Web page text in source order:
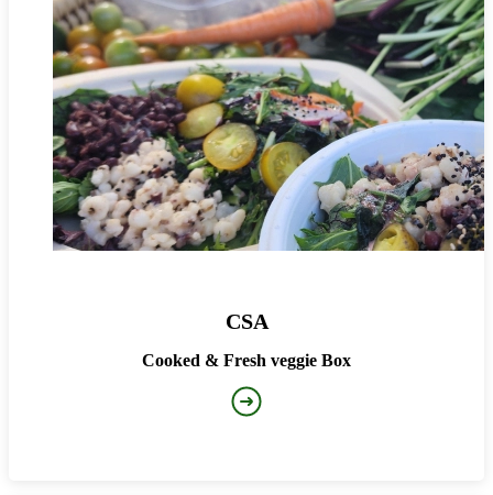
CSA
Cooked & Fresh veggie Box